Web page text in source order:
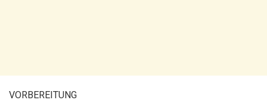
VORBEREITUNG